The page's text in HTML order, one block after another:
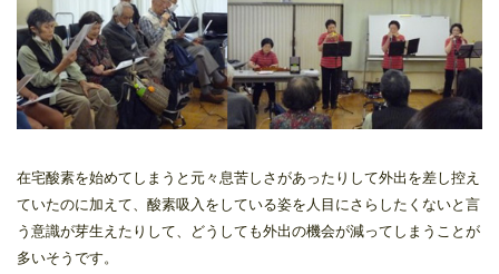
在宅酸素を始めてしまうと元々息苦しさがあったりして外出を差し控え
ていたのに加えて、酸素吸入をしている姿を人目にさらしたくないと言
う意識が芽生えたりして、どうしても外出の機会が減ってしまうことが
多いそうです。